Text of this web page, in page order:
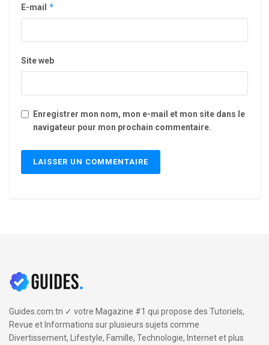
E-mail *
Site web
Enregistrer mon nom, mon e-mail et mon site dans le
navigateur pour mon prochain commentaire.
Guides.com.tn ✓ votre Magazine #1 qui propose des Tutoriels,
Revue et Informations sur plusieurs sujets comme
Divertissement, Lifestyle, Famille, Technologie, Internet et plus